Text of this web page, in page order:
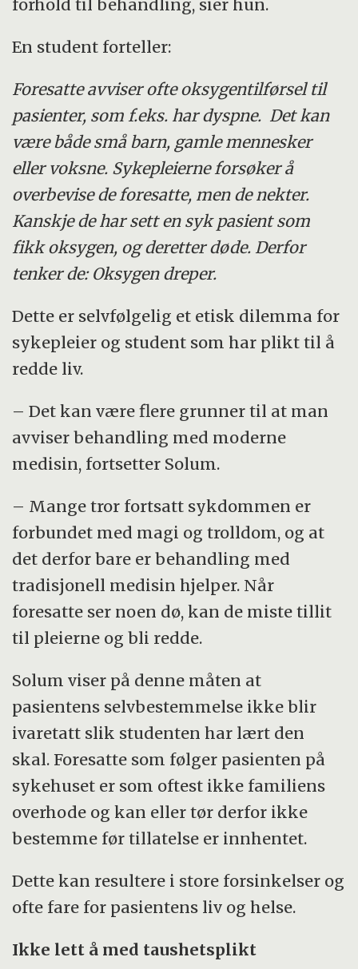
forhold til behandling, sier hun.
En student forteller:
Foresatte avviser ofte oksygentilførsel til
pasienter, som f.eks. har dyspne. Det kan
være både små barn, gamle mennesker
eller voksne. Sykepleierne forsøker å
overbevise de foresatte, men de nekter.
Kanskje de har sett en syk pasient som
fikk oksygen, og deretter døde. Derfor
tenker de: Oksygen dreper.
Dette er selvfølgelig et etisk dilemma for
sykepleier og student som har plikt til å
redde liv.
– Det kan være flere grunner til at man
avviser behandling med moderne
medisin, fortsetter Solum.
– Mange tror fortsatt sykdommen er
forbundet med magi og trolldom, og at
det derfor bare er behandling med
tradisjonell medisin hjelper. Når
foresatte ser noen dø, kan de miste tillit
til pleierne og bli redde.
Solum viser på denne måten at
pasientens selvbestemmelse ikke blir
ivaretatt slik studenten har lært den
skal. Foresatte som følger pasienten på
sykehuset er som oftest ikke familiens
overhode og kan eller tør derfor ikke
bestemme før tillatelse er innhentet.
Dette kan resultere i store forsinkelser og
ofte fare for pasientens liv og helse.
Ikke lett å med taushetsplikt